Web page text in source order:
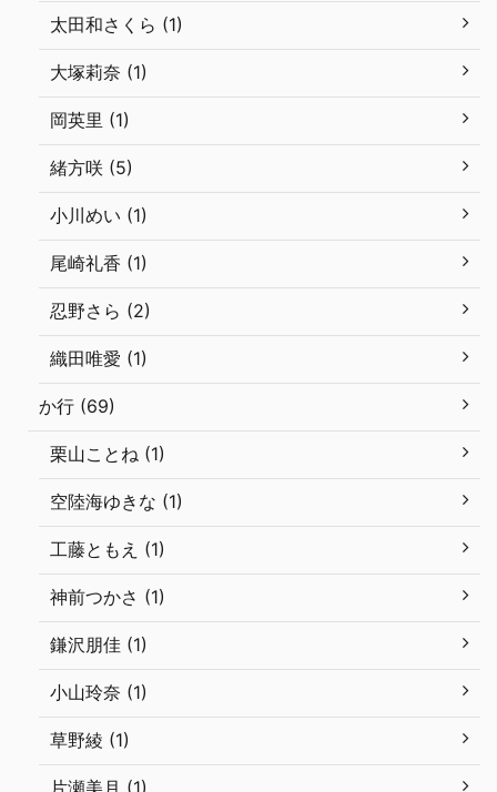
太田和さくら (1)
大塚莉奈 (1)
岡英里 (1)
緒方咲 (5)
小川めい (1)
尾崎礼香 (1)
忍野さら (2)
織田唯愛 (1)
か行 (69)
栗山ことね (1)
空陸海ゆきな (1)
工藤ともえ (1)
神前つかさ (1)
鎌沢朋佳 (1)
小山玲奈 (1)
草野綾 (1)
片瀬美月 (1)